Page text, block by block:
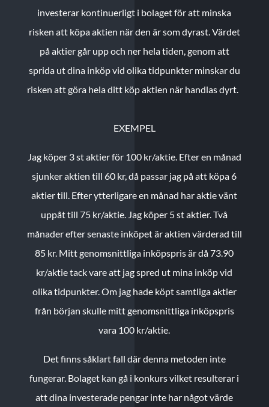
investerar kontinuerligt i bolaget för att minska
risken att köpa aktien när den är som dyrast. Värdet
på aktier går upp och ner hela tiden, genom att
sprida ut dina inköp vid olika tidpunkter minskar du
risken att göra hela ditt köp aktien när handlas dyrt.
EXEMPEL
Jag köper 3 st aktier för 100 kr/aktie. Efter en månad
sjunker aktien till 60 kr, då passar jag på att köpa 6
aktier till. Efter ytterligare en månad har aktie vänt
uppåt till 75 kr/aktie. Jag köper 5 st aktier.Två
månader efter senaste inköpet är aktien värderad till
85 kr. Mitt genomsnittliga inköpspris är då 73.90
kr/aktie tack vare att jag spred ut mina inköp vid
olika tidpunkter. Om jag hade köpt samtliga aktier
från början skulle mitt genomsnittliga inköpspris
vara 100 kr/aktie.
Det finns såklart fall där denna metoden inte
fungerar. Bolaget kan gå i konkurs vilket resulterar i
att dina investerade pengar inte har något värde